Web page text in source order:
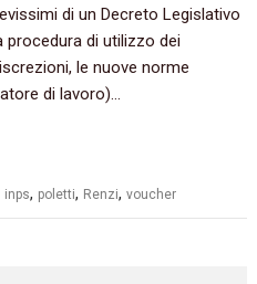
di un Decreto Legislativo
procedura di utilizzo dei
‬le nuove norme
di lavoro‭)…
inps, poletti, Renzi,voucher